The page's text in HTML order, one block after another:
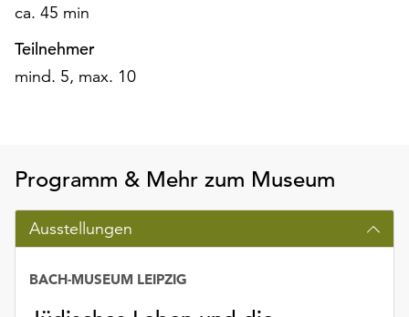
Einverständnis
jederzeit
ändern
und
Ihnen
am
Ende
der
Seite
die
ca. 45 min
Teilnehmer
mind. 5, max. 10
Programm & Mehr zum Museum
Ausstellungen
BACH-MUSEUM LEIPZIG